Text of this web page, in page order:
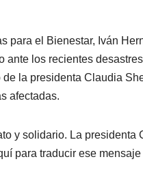
para el Bienestar, Iván
ante los recientes
la presidenta Claudia
afectadas.
y solidario. La
para traducir ese